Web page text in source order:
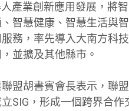
產業創新應用發展，將
智慧健康、智慧生活與
務，率先導入大南方科技
並擴及其他縣市。
盟胡書賓會長表示，聯
SIG，形成一個跨界合作